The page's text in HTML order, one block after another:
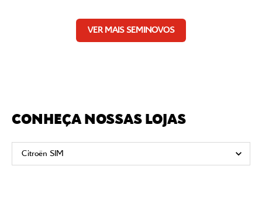
VER MAIS SEMINOVOS
CONHEÇA NOSSAS LOJAS